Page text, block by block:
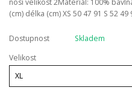
nosí velikost 2Materiál: 100%
(cm) délka (cm) XS 50 47 91 S 52 49
Dostupnost
Skladem
Velikost